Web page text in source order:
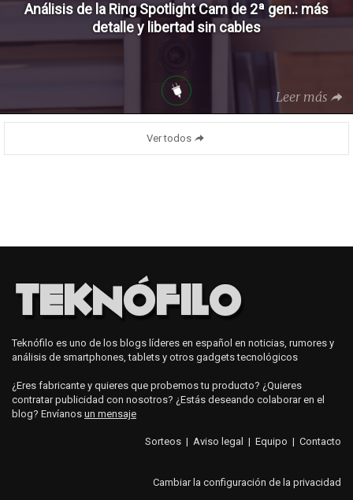
Análisis de la Ring Spotlight Cam de 2ª gen.: más
detalle y libertad sin cables
Leer más
Ver todos
Teknófilo es uno de los blogs líderes en español en noticias, rumores y
análisis de smartphones, tablets y otros gadgets tecnológicos
¿Eres fabricante y quieres que probemos tu producto? ¿Quieres
contratar publicidad con nosotros? ¿Estás deseando colaborar en el
blog? Envíanos un mensaje
Sorteos | Aviso legal | Equipo | Contacto
Cambiar la configuración de la privacidad